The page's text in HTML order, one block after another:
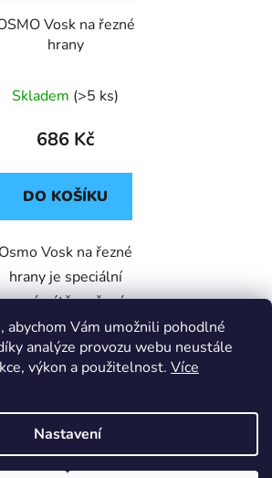
abychom Vám umožnili pohodlné
analýze provozu webu neustále
výkon a použitelnost. Více
Nastavení
Vosk na řezné
hrany
Skladem (>5 ks)
686 Kč
DO KOŠÍKU
Osmo Vosk na řezné
hrany je speciální
nátěr určený pro
řezných ploch
které jsou nejvíce
vystaveny vlhkosti a
před pronikáním...